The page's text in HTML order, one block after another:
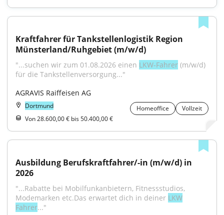
Kraftfahrer für Tankstellenlogistik Region
Münsterland/Ruhgebiet (m/w/d)
"...suchen wir zum 01.08.2026 einen LKW-Fahrer (m/w/d)
für die Tankstellenversorgung..."
AGRAVIS Raiffeisen AG
Dortmund Homeoffice
Vollzeit
Von 28.600,00 € bis 50.400,00 €
Ausbildung Berufskraftfahrer/-in (m/w/d) in
2026
"...Rabatte bei Mobilfunkanbietern, Fitnessstudios,
Modemarken etc.Das erwartet dich in deiner LKW
Fahrer..."